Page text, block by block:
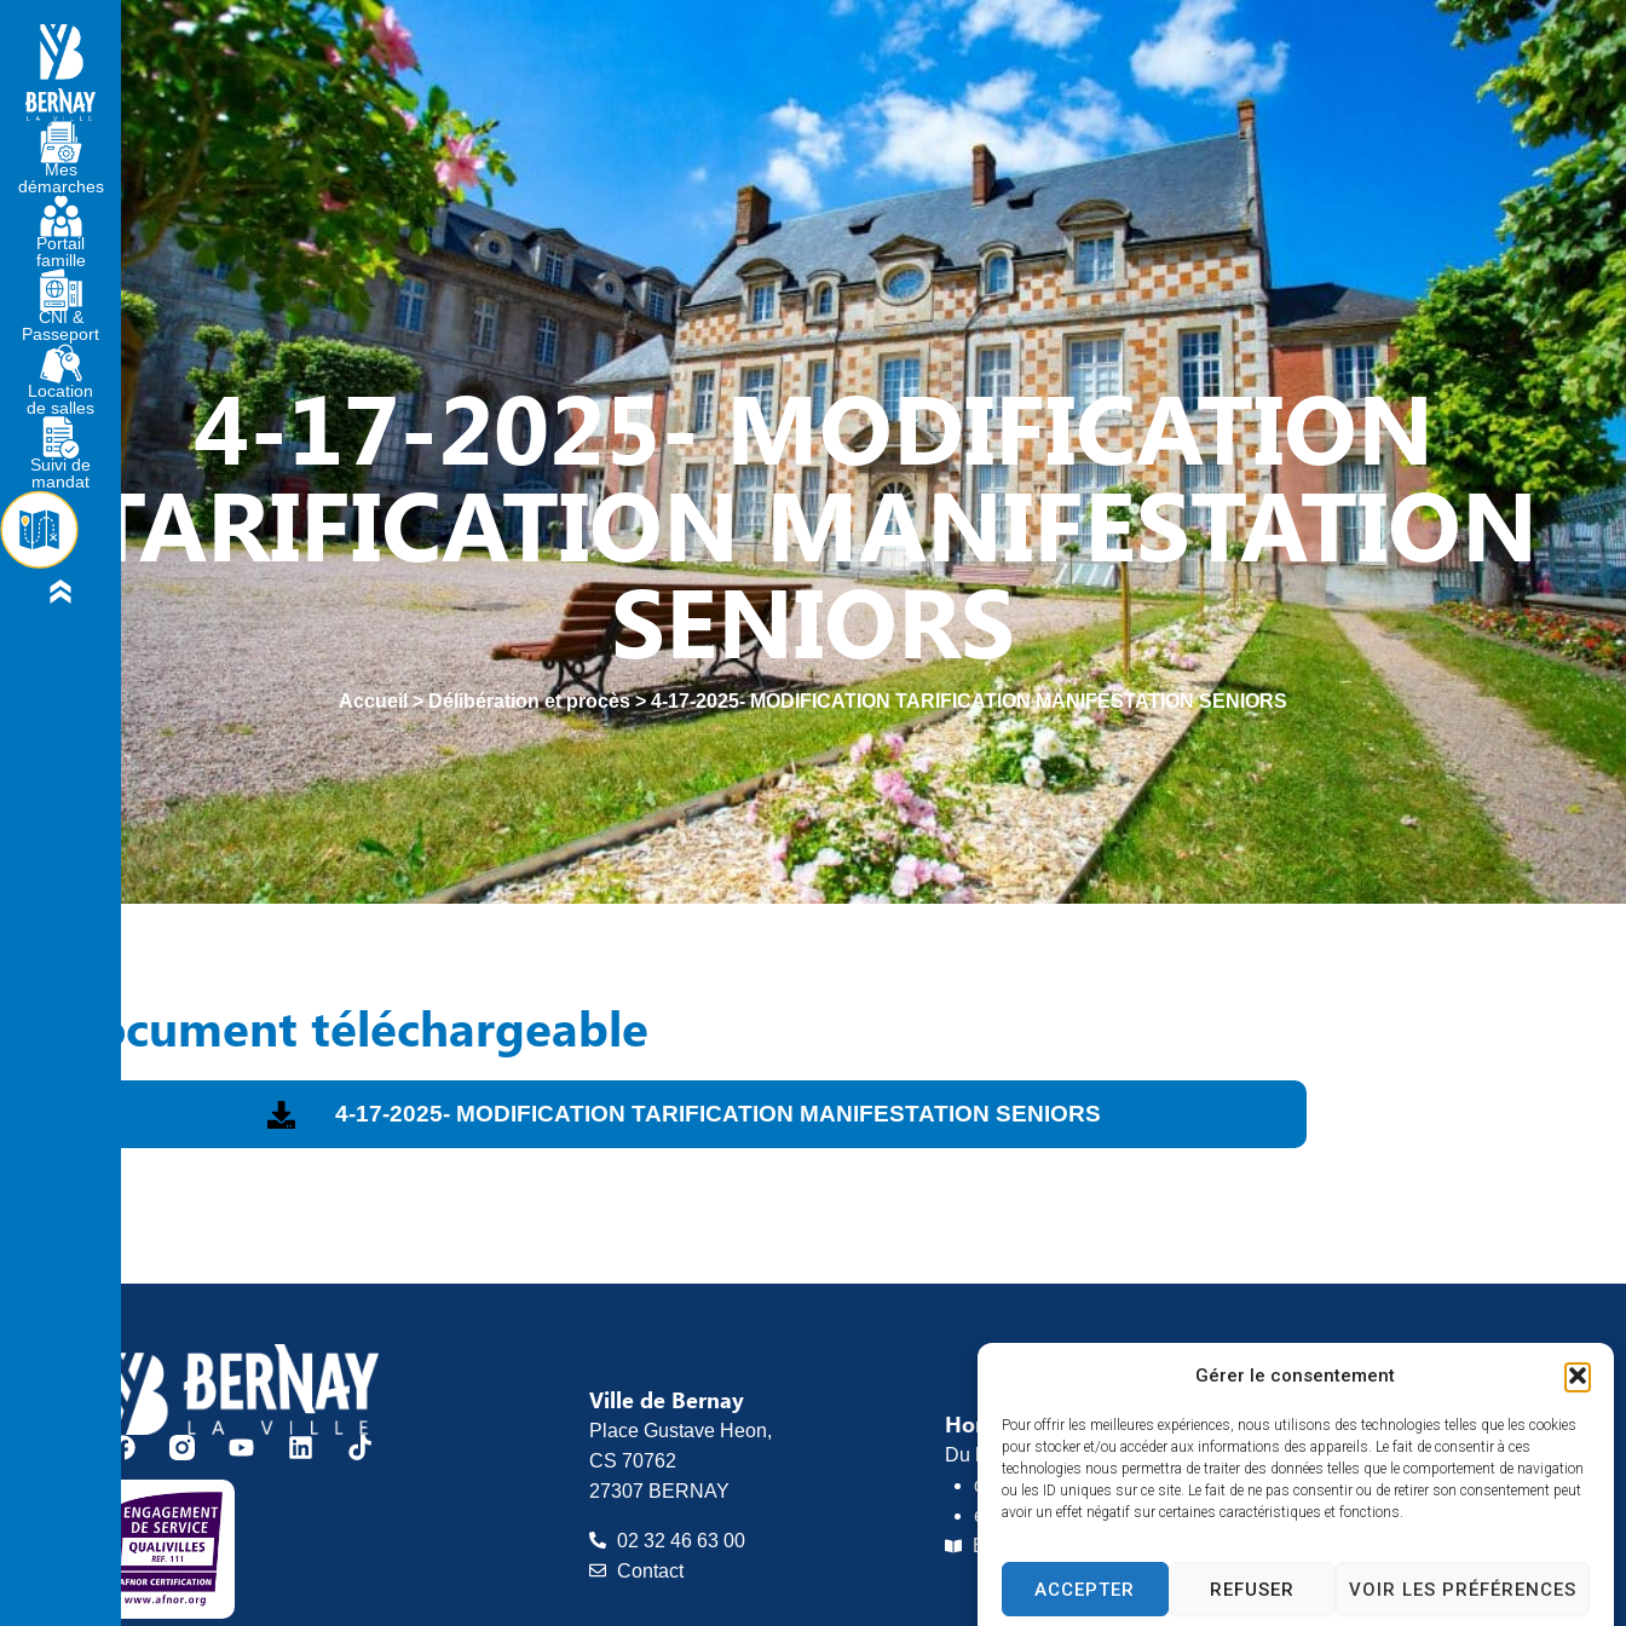
Gérer le consentement
Pour offrir les meilleures expériences, nous utilisons des technologies telles que les cookies
pour stocker et/ou accéder aux informations des appareils. Le fait de consentir à ces
technologies nous permettra de traiter des données telles que le comportement de navigation
ou les ID uniques sur ce site. Le fait de ne pas consentir ou de retirer son consentement peut
avoir un effet négatif sur certaines caractéristiques et fonctions.
ACCEPTER REFUSER VOIR LES PRÉFÉRENCES
MA MAIRIE VIVRE À BERNAY ACTION SOCIALE VIE ASSOCIATIVE - SPORTIVE
4-17-2025- MODIFICATION
TARIFICATION MANIFESTATION
SENIORS
Accueil>Délibération et procès>4-17-2025- MODIFICATION TARIFICATION MANIFESTATION SENIORS
Document téléchargeable
4-17-2025- MODIFICATION TARIFICATION MANIFESTATION SENIORS
Mes
démarches
Portail
famille
CNI &
Passeport
Location
de salles
Suivi de
mandat
Ville de Bernay
Place Gustave Heon,
CS 70762
27307 BERNAY
02 32 46 63 00
Contact
Horaires d’ouverture
Du lundi au vendredi :
de 8h30 à 12h
et de 13h30 à 17h
Espace presse